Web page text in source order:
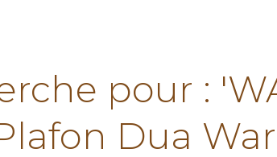
pour :
Dua